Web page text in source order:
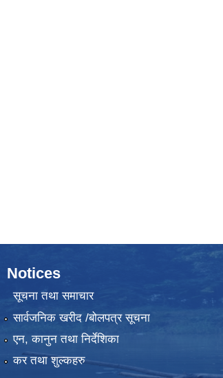
Notices
सूचना तथा समाचार
सार्वजनिक खरीद /बोलपत्र सूचना
एन, कानुन तथा निर्देशिका
कर तथा शुल्कहरु